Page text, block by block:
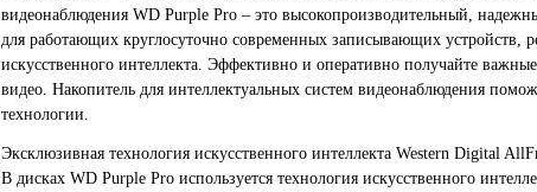
видеонаблюдения WD Purple Pro – это высокопроизводительный,
для работающих круглосуточно современных записывающих устройств,
искусственного интеллекта. Эффективно и оперативно получайте
видео. Накопитель для интеллектуальных систем видеонаблюдения
технологии.
Эксклюзивная технология искусственного интеллекта Western Digital
В дисках WD Purple Pro используется технология искусственного